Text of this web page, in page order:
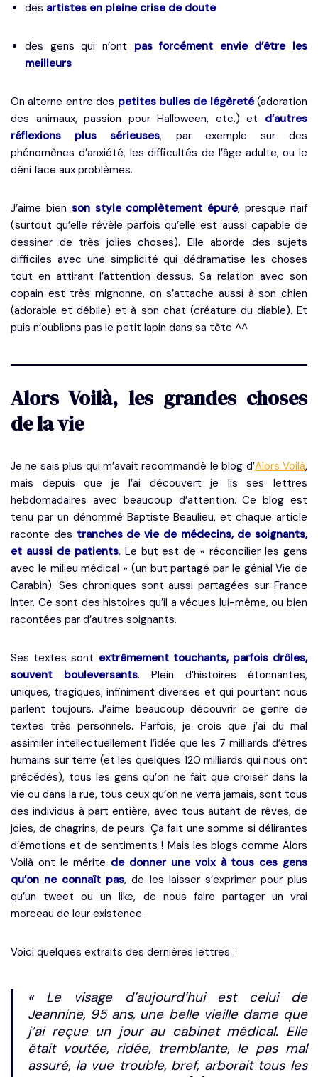
des artistes en pleine crise de doute
des gens qui n’ont pas forcément envie d’être les
meilleurs
On alterne entre des petites bulles de légèreté(adoration
des animaux, passion pour Halloween, etc.) et d’autres
réflexions plus sérieuses, par exemple sur des
phénomènes d’anxiété, les difficultés de l’âge adulte, ou le
déni face aux problèmes.
J’aime bien son style complètement épuré, presque naïf
(surtout qu’elle révèle parfois qu’elle est aussi capable de
dessiner de très jolies choses). Elle aborde des sujets
difficiles avec une simplicité qui dédramatise les choses
tout en attirant l’attention dessus. Sa relation avec son
copain est très mignonne, on s’attache aussi à son chien
(adorable et débile) et à son chat (créature du diable). Et
puis n’oublions pas le petit lapin dans sa tête ^^
Alors Voilà, les grandes choses
de la vie
Je ne sais plus qui m’avait recommandé le blog d’Alors Voilà,
mais depuis que je l’ai découvert je lis ses lettres
hebdomadaires avec beaucoup d’attention. Ce blog est
tenu par un dénommé Baptiste Beaulieu, et chaque article
raconte des tranches de vie de médecins, de soignants,
et aussi de patients. Le but est de « réconcilier les gens
avec le milieu médical » (un but partagé par le génial Vie de
Carabin). Ses chroniques sont aussi partagées sur France
Inter. Ce sont des histoires qu’il a vécues lui-même, ou bien
racontées par d’autres soignants.
Ses textes sont extrêmement touchants, parfois drôles,
souvent bouleversants. Plein d’histoires étonnantes,
uniques, tragiques, infiniment diverses et qui pourtant nous
parlent toujours. J’aime beaucoup découvrir ce genre de
textes très personnels. Parfois, je crois que j’ai du mal
assimiler intellectuellement l’idée que les 7 milliards d’êtres
humains sur terre (et les quelques 120 milliards qui nous ont
précédés), tous les gens qu’on ne fait que croiser dans la
vie ou dans la rue, tous ceux qu’on ne verra jamais, sont tous
des individus à part entière, avec tous autant de rêves, de
joies, de chagrins, de peurs. Ça fait une somme si délirantes
d’émotions et de sentiments ! Mais les blogs comme Alors
Voilà ont le mérite de donner une voix à tous ces gens
qu’on ne connaît pas, de les laisser s’exprimer pour plus
qu’un tweet ou un like, de nous faire partager un vrai
morceau de leur existence.
Voici quelques extraits des dernières lettres :
« Le visage d’aujourd’hui est celui de
Jeannine, 95 ans, une belle vieille dame que
j’ai reçue un jour au cabinet médical. Elle
était voutée, ridée, tremblante, le pas mal
assuré, la vue trouble, bref, arborait tous les